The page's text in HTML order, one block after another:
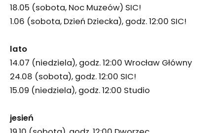
18.05 (sobota, Noc Muzeów) SIC!
1.06 (sobota, Dzień Dziecka), godz. 12:00 SIC!
lato
14.07 (niedziela), godz. 12:00 Wrocław Główny
24.08 (sobota), godz. 12:00 SIC!
15.09 (niedziela), godz. 12:00 Studio
jesień